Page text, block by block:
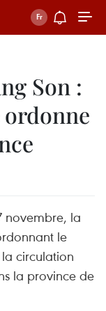
Son :
novembre, la
le
circulation
la province de